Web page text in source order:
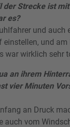
Strecke ist
es?
und auch
und
war wirklich sehr
an ihrem
vier Minuten
an Druck
vom